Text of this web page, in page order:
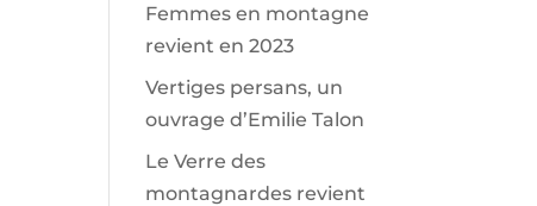
Femmes en montagne
revient en 2023
Vertiges persans, un
ouvrage d’Emilie Talon
Le Verre des
montagnardes revient